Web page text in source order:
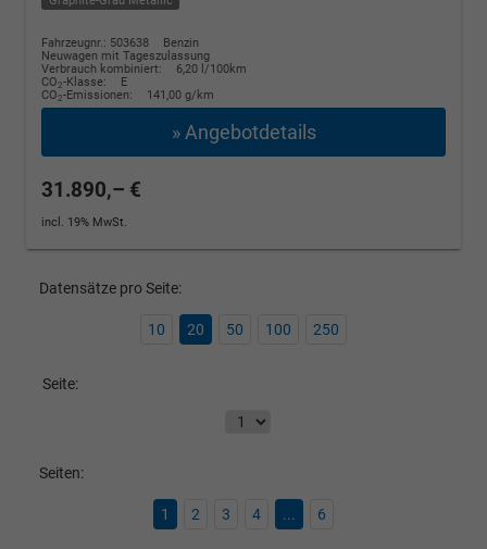
Fahrzeugnr.: 503638
Benzin
Neuwagen mit Tageszulassung
Verbrauch kombiniert:
6,20 l/100km
CO2-Klasse:
E
CO2-Emissionen: 141,00 g/km
» Angebotdetails
31.890,– €
incl. 19% MwSt.
Datensätze pro Seite:
10 20 50 100 250
Seite:
Seiten:
1 2 3 4 ... 6